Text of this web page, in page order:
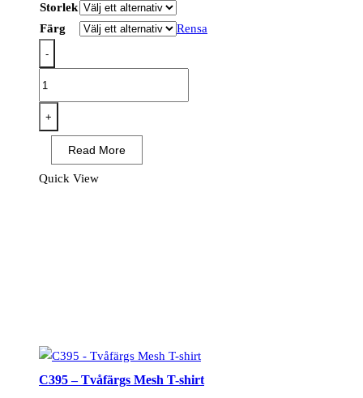
Storlek
Färg
Rensa
-
PW3
Hi-
Cotton
+
Read More
Quick View
C395 – Tvåfärgs Mesh T-shirt